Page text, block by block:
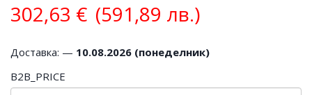
302,63 € (591,89 лв.)
Доставка: — 10.08.2026 (понеделник)
B2B_PRICE